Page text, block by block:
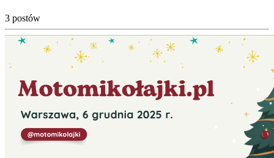
3 postów